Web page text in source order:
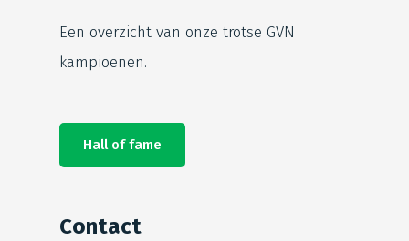
Een overzicht van onze trotse GVN
kampioenen.
Hall of fame
Contact